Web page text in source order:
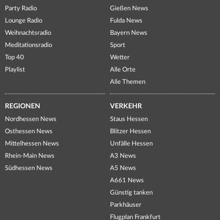
Party Radio
Lounge Radio
Weihnachtsradio
Meditationsradio
Top 40
Playlist
Gießen News
Fulda News
Bayern News
Sport
Wetter
Alle Orte
Alle Themen
REGIONEN
Nordhessen News
Osthessen News
Mittelhessen News
Rhein-Main News
Südhessen News
VERKEHR
Staus Hessen
Blitzer Hessen
Unfälle Hessen
A3 News
A5 News
A661 News
Günstig tanken
Parkhäuser
Flugplan Frankfurt